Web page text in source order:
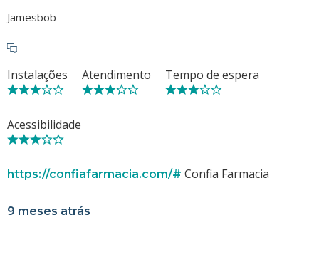
Jamesbob
Instalações Atendimento Tempo de espera
Acessibilidade
https://confiafarmacia.com/# Confia Farmacia
9 meses atrás